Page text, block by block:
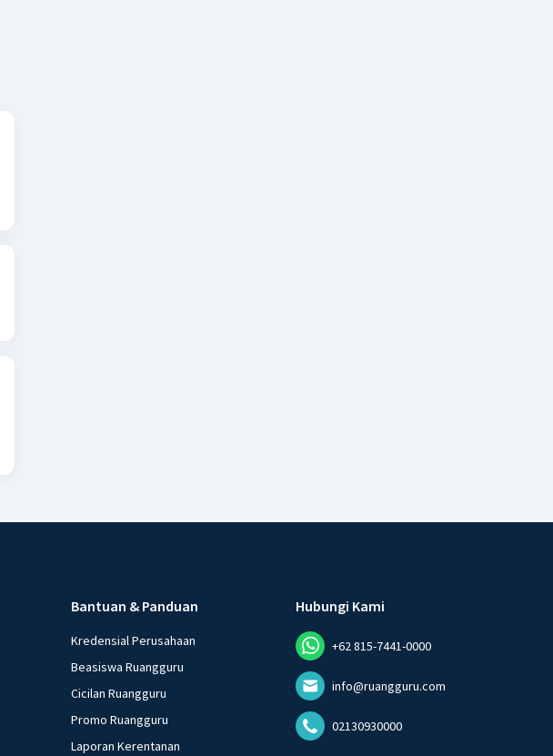
Bantuan & Panduan
Kredensial Perusahaan
Beasiswa Ruangguru
Cicilan Ruangguru
Promo Ruangguru
Laporan Kerentanan
Hubungi Kami
+62 815-7441-0000
info@ruangguru.com
02130930000